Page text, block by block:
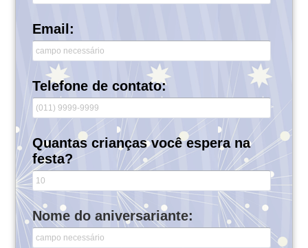
Email:
Telefone de contato:
Quantas crianças você espera na
festa?
Nome do aniversariante: